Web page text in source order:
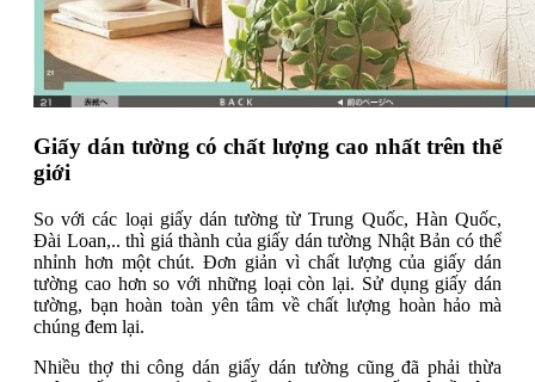
Giấy dán tường có chất lượng cao nhất trên thế
giới
So với các loại giấy dán tường từ Trung Quốc, Hàn Quốc,
Đài Loan,.. thì giá thành của giấy dán tường Nhật Bản có thể
nhỉnh hơn một chút. Đơn giản vì chất lượng của giấy dán
tường cao hơn so với những loại còn lại. Sử dụng giấy dán
tường, bạn hoàn toàn yên tâm về chất lượng hoàn hảo mà
chúng đem lại.
Nhiều thợ thi công dán giấy dán tường cũng đã phải thừa